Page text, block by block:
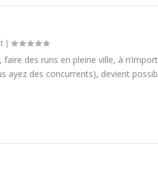
|
des runs en pleine ville, à
ayez des concurrents), devient